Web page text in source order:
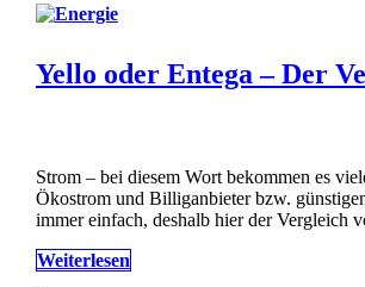
Yello oder Entega – Der
Strom – bei diesem Wort bekommen es
Ökostrom und Billiganbieter bzw.
immer einfach, deshalb hier der Vergleich
Weiterlesen